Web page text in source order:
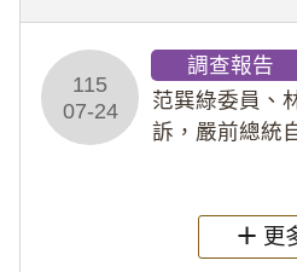
術倫理等情案
31)
115
07-24
調查報告
范巽綠委員、
訴，嚴前總統
過世後，總統
繼續留住
更